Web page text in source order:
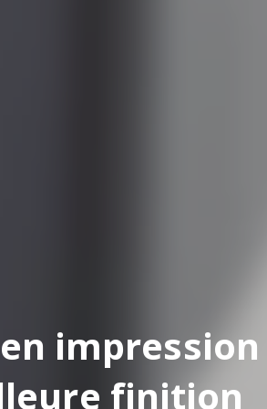
finition